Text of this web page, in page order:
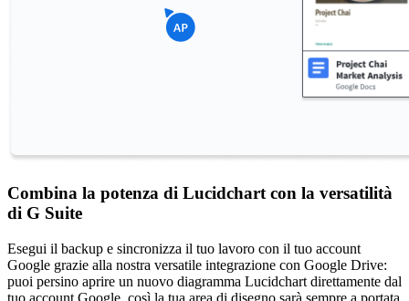
Combina la potenza di Lucidchart con la versatilità
di G Suite
Esegui il backup e sincronizza il tuo lavoro con il tuo account
Google grazie alla nostra versatile integrazione con Google Drive:
puoi persino aprire un nuovo diagramma Lucidchart direttamente dal
tuo account Google, così la tua area di disegno sarà sempre a portata